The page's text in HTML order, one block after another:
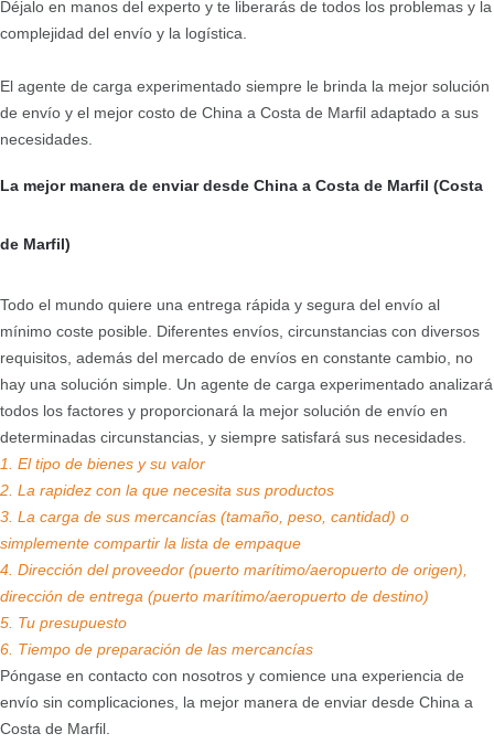
Déjalo en manos del experto y te liberarás de todos los problemas y la
complejidad del envío y la logística.
El agente de carga experimentado siempre le brinda la mejor solución
de envío y el mejor costo de China a Costa de Marfil adaptado a sus
necesidades.
La mejor manera de enviar desde China a Costa de Marfil (Costa
de Marfil)
Todo el mundo quiere una entrega rápida y segura del envío al
mínimo coste posible. Diferentes envíos, circunstancias con diversos
requisitos, además del mercado de envíos en constante cambio, no
hay una solución simple. Un agente de carga experimentado analizará
todos los factores y proporcionará la mejor solución de envío en
determinadas circunstancias, y siempre satisfará sus necesidades.
1. El tipo de bienes y su valor
2. La rapidez con la que necesita sus productos
3. La carga de sus mercancías (tamaño, peso, cantidad) o
simplemente compartir la lista de empaque
4. Dirección del proveedor (puerto marítimo/aeropuerto de origen),
dirección de entrega (puerto marítimo/aeropuerto de destino)
5. Tu presupuesto
6. Tiempo de preparación de las mercancías
Póngase en contacto con nosotros y comience una experiencia de
envío sin complicaciones, la mejor manera de enviar desde China a
Costa de Marfil.